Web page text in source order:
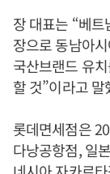
장 대표는 “베
장으로 동남아
국산브랜드 유
할 것”이라고 말
롯데면세점은
다낭공항점, 일